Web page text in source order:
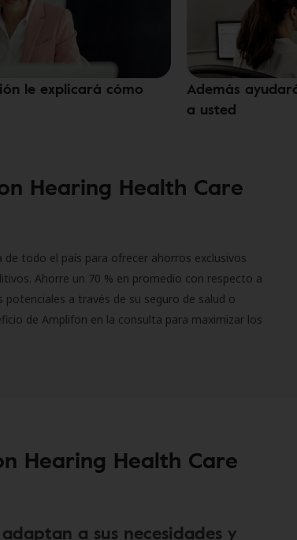
le explicará cómo
Además
a usted
Hearing Health Care
todo el país para ofrecer ahorros exclusivos
Ahorre un 70 % en promedio con respecto a
a través de su seguro de salud o
de Amplifon en la consulta para maximizar los
Hearing Health Care
a sus necesidades y